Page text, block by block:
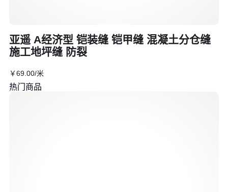
亚遥 A经济型 铠装缝 铠甲缝 混凝土分仓缝
施工地坪缝 防裂
￥69 .00/米
热门商品